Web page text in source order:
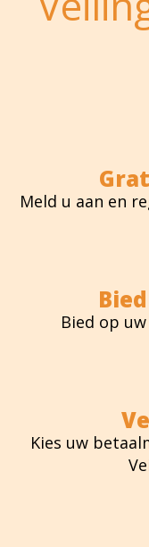
Meld u aan en
Bied op
Kies uw